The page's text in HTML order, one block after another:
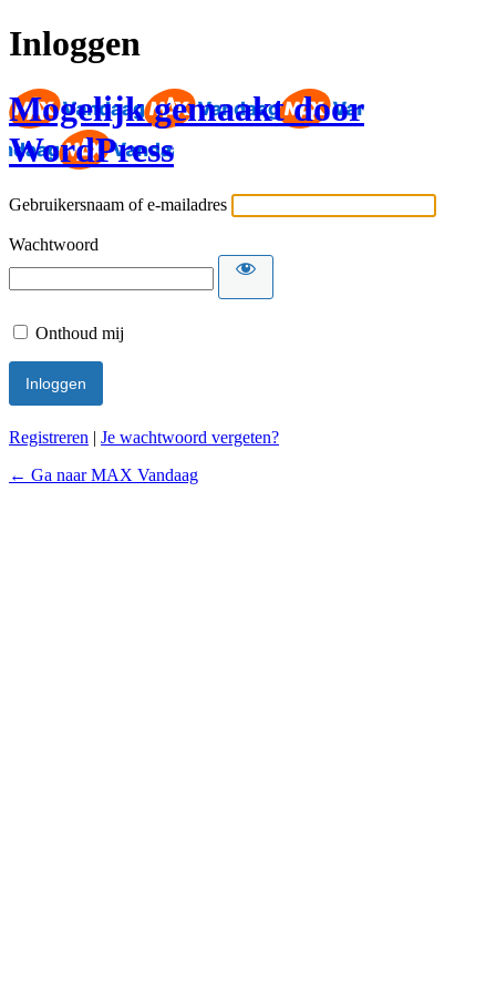
Inloggen
Mogelijk gemaakt door
WordPress
Gebruikersnaam of e-mailadres
Wachtwoord
Onthoud mij
Registreren | Je wachtwoord vergeten?
← Ga naar MAX Vandaag